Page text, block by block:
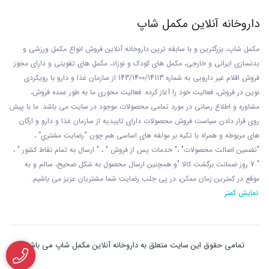
ورزشکاران برای حفظ کیفیت عضلات خود و جلوگیری
از تخریب آن ها باید در کنار استفاده از رژیم غذایی
مناسب و انجام تمرینات اصولی، مصرف مکمل‌ های
بدنسازی را نیز در دستور کار داشته باشند. گلوتامین به
عنوان یکی از اسید آمینه های غیر ضروری تاثیر زیادی
در جلوگیری از تخریب عضلات دارد. پس از انجام
تمرینات سنگین این مکمل وارد عمل شده و می‌ تواند
گلوتامین یک مکمل کامل است، حجم سلول‌ های
داروخانه آنلاین مکمل شاپ
مکمل شاپ، بزرگترین و با سابقه ترین داروخانه آنلاین فروش انواع مکمل ورزشی و
بدنسازی ایرانی و خارجی، مکمل های کودک و نوزاد، مکمل های تقویتی و دارای مجوز
فروش اقلام غیر دارویی به شماره 143/1400/14113 از
سازمان غذا و دارو با رويکردی
نوين در فروش، فعاليت خود را آغاز کرده. فعاليت محوری ما به طور عمده فروش،
مشاوره و اطلاع رسانی در مورد تمامی محصولات موجود در سایت می باشد. ما با پيش
روی قرار دادن سياست فروش محصولات دارای تاييديه از سازمان غذا و دارو و ارگان
های مربوطه و همراه با تکيه بر مولفه های اساسی هم چون “رضايت مشتري” ،
"تضمين اصالت محصولات" ،" خدمات پس از فروش " ، " ارسال به تمام نقاط کشور " ،
" 7 روز ضمانت برگشت کالا "و همچنين ارسال محصول به شکل صحيح، سالم و به
موقع در کمترين زمان ممکن، در پی جلب رضايت شما مشتريان عزیز می باشيم.
نمایش کمتر
تمامی حقوق این سایت متعلق به داروخانه آنلاین مکمل شاپ می باشد